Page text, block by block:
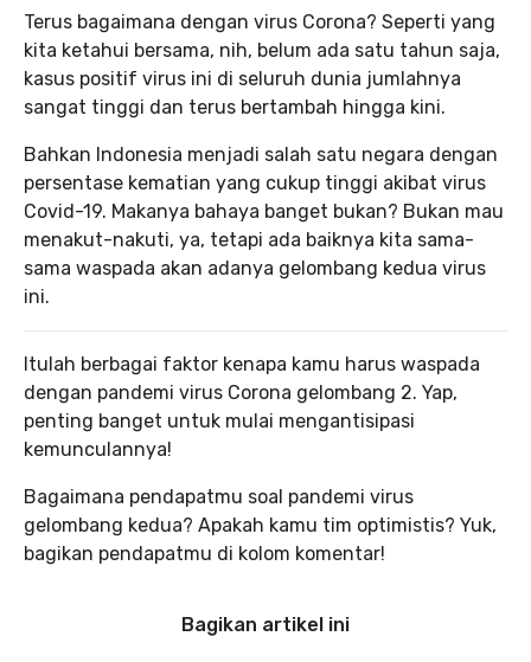
Terus bagaimana dengan virus Corona? Seperti yang
kita ketahui bersama, nih, belum ada satu tahun saja,
kasus positif virus ini di seluruh dunia jumlahnya
sangat tinggi dan terus bertambah hingga kini.
Bahkan Indonesia menjadi salah satu negara dengan
persentase kematian yang cukup tinggi akibat virus
Covid-19. Makanya bahaya banget bukan? Bukan mau
menakut-nakuti, ya, tetapi ada baiknya kita sama-
sama waspada akan adanya gelombang kedua virus
ini.
Itulah berbagai faktor kenapa kamu harus waspada
dengan pandemi virus Corona gelombang 2. Yap,
penting banget untuk mulai mengantisipasi
kemunculannya!
Bagaimana pendapatmu soal pandemi virus
gelombang kedua? Apakah kamu tim optimistis? Yuk,
bagikan pendapatmu di kolom komentar!
Bagikan artikel ini